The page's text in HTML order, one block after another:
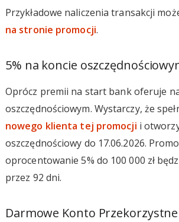
Przykładowe naliczenia transakcji
na stronie promocji.
5% na koncie
Oprócz premii na start bank oferuje
oszczędnościowym. Wystarczy, że
nowego klienta tej promocji i
oszczędnościowy do 17.06.2026.
oprocentowanie 5% do 100 000 zł
przez 92 dni.
Darmowe Konto Przekorzystne